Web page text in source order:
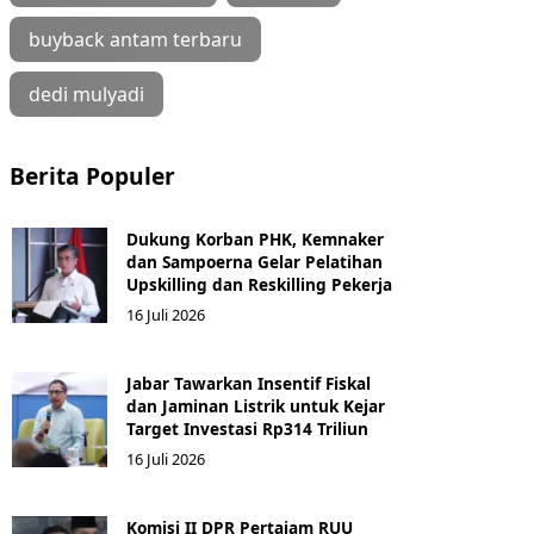
buyback antam terbaru
dedi mulyadi
Berita Populer
Dukung Korban PHK, Kemnaker
dan Sampoerna Gelar Pelatihan
Upskilling dan Reskilling Pekerja
16 Juli 2026
Jabar Tawarkan Insentif Fiskal
dan Jaminan Listrik untuk Kejar
Target Investasi Rp314 Triliun
16 Juli 2026
Komisi II DPR Pertajam RUU